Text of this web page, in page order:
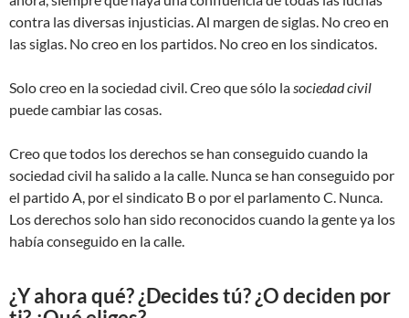
contra las diversas injusticias. Al margen de siglas. No creo en
las siglas. No creo en los partidos. No creo en los sindicatos.
Solo creo en la sociedad civil. Creo que sólo lasociedad civil
puede cambiar las cosas.
Creo que todos los derechos se han conseguido cuando la
sociedad civil ha salido a la calle. Nunca se han conseguido por
el partido A, por el sindicato B o por el parlamento C. Nunca.
Los derechos solo han sido reconocidos cuando la gente ya los
había conseguido en la calle.
¿Y ahora qué? ¿Decides tú? ¿O deciden por